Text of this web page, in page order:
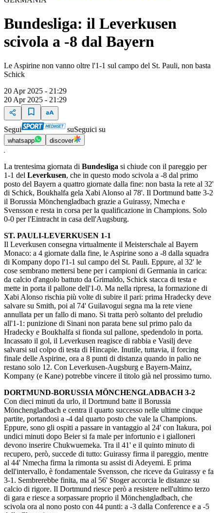
Bundesliga: il Leverkusen
scivola a -8 dal Bayern
Le Aspirine non vanno oltre l'1-1 sul campo del St. Pauli, non basta
Schick
20 Apr 2025 - 21:29
20 Apr 2025 - 21:29
Segui suSeguici su
whatsapp discover
La trentesima giornata di Bundesliga si chiude con il pareggio per
1-1 del Leverkusen, che in questo modo scivola a -8 dal primo
posto del Bayern a quattro giornate dalla fine: non basta la rete al 32'
di Schick, Boukhalfa gela Xabi Alonso al 78'. Il Dortmund batte 3-2
il Borussia Mönchengladbach grazie a Guirassy, Nmecha e
Svensson e resta in corsa per la qualificazione in Champions. Solo
0-0 per l'Eintracht in casa dell'Augsburg.
ST. PAULI-LEVERKUSEN 1-1
Il Leverkusen consegna virtualmente il Meisterschale al Bayern
Monaco: a 4 giornate dalla fine, le Aspirine sono a -8 dalla squadra
di Kompany dopo l'1-1 sul campo del St. Pauli. Eppure, al 32' le
cose sembrano mettersi bene per i campioni di Germania in carica:
da calcio d'angolo battuto da Grimaldo, Schick stacca di testa e
mette in porta il pallone dell'1-0. Ma nella ripresa, la formazione di
Xabi Alonso rischia più volte di subire il pari: prima Hradecky deve
salvare su Smith, poi al 74' Guilavogui segna ma la rete viene
annullata per un fallo di mano. Si tratta però soltanto del preludio
all'1-1: punizione di Sinani non parata bene sul primo palo da
Hradecky e Boukhalfa si fionda sul pallone, spedendolo in porta.
Incassato il gol, il Leverkusen reagisce di rabbia e Vasilj deve
salvarsi sul colpo di testa di Hincapie. Inutile, tuttavia, il forcing
finale delle Aspirine, ora a 8 punti di distanza quando in palio ne
restano solo 12. Con Leverkusen-Augsburg e Bayern-Mainz,
Kompany (e Kane) potrebbe vincere il titolo già nel prossimo turno.
DORTMUND-BORUSSIA MÖNCHENGLADBACH 3-2
Con dieci minuti da urlo, il Dortmund batte il Borussia
Mönchengladbach e centra il quarto successo nelle ultime cinque
partite, portandosi a -4 dal quarto posto che vale la Champions.
Eppure, sono gli ospiti a passare in vantaggio al 24' con Itakura, poi
undici minuti dopo Beier si fa male per infortunio e i gialloneri
devono inserire Chukwuemeka. Tra il 41' e il quinto minuto di
recupero, però, succede di tutto: Guirassy firma il pareggio, mentre
al 44' Nmecha firma la rimonta su assist di Adeyemi. E prima
dell'intervallo, è fondamentale Svensson, che riceve da Guirassy e fa
3-1. Sembrerebbe finita, ma al 56' Stoger accorcia le distanze su
calcio di rigore. Il Dortmund riesce però a resistere nell'ultimo terzo
di gara e riesce a sorpassare proprio il Mönchengladbach, che
scivola ora al nono posto con 44 punti: a -3 dalla Conference e a -5